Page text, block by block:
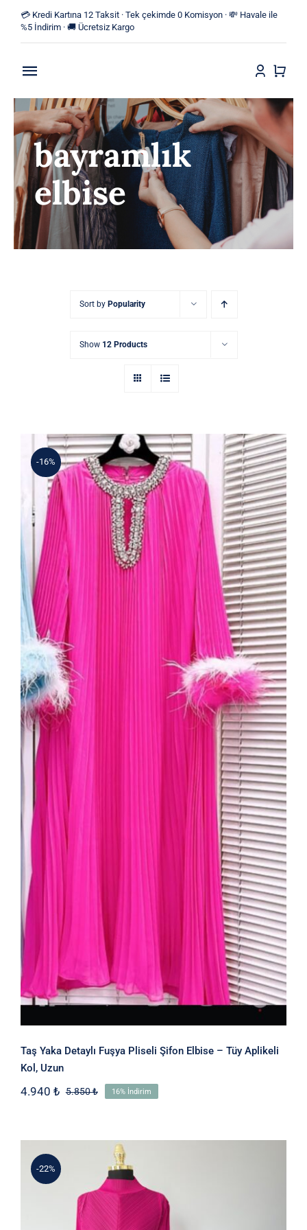
content
💳 Kredi Kartına 12 Taksit · Tek çekimde 0 Komisyon · 💸 Havale ile
%5 İndirim · 🚚 Ücretsiz Kargo
Toggle
Navigation
Anasayfa
Mağaza
Yeni Ürünler
Kategoriler
bayramlık
elbise
Sort by Popularity
Show 12 Products
-16%
Taş Yaka Detaylı Fuşya Pliseli Şifon
Elbise – Tüy Aplikeli Kol, Uzun
Taş Yaka Detaylı Fuşya Pliseli Şifon Elbise – Tüy Aplikeli
Kol, Uzun
5.850₺Orijinal
4.940 ₺
Şu
4.940 ₺.
16% İndirim
-22%